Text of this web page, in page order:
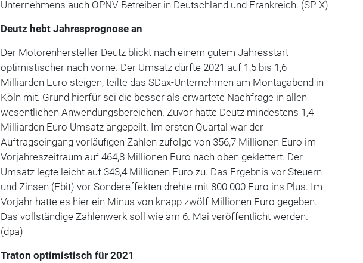
Unternehmens auch ÖPNV-Betreiber in Deutschland und Frankreich. (SP-X)
Deutz hebt Jahresprognose an
Der Motorenhersteller Deutz blickt nach einem gutem Jahresstart
optimistischer nach vorne. Der Umsatz dürfte 2021 auf 1,5 bis 1,6
Milliarden Euro steigen, teilte das SDax-Unternehmen am Montagabend in
Köln mit. Grund hierfür sei die besser als erwartete Nachfrage in allen
wesentlichen Anwendungsbereichen. Zuvor hatte Deutz mindestens 1,4
Milliarden Euro Umsatz angepeilt. Im ersten Quartal war der
Auftragseingang vorläufigen Zahlen zufolge von 356,7 Millionen Euro im
Vorjahreszeitraum auf 464,8 Millionen Euro nach oben geklettert. Der
Umsatz legte leicht auf 343,4 Millionen Euro zu. Das Ergebnis vor Steuern
und Zinsen (Ebit) vor Sondereffekten drehte mit 800 000 Euro ins Plus. Im
Vorjahr hatte es hier ein Minus von knapp zwölf Millionen Euro gegeben.
Das vollständige Zahlenwerk soll wie am 6. Mai veröffentlicht werden.
(dpa)
Traton optimistisch für 2021